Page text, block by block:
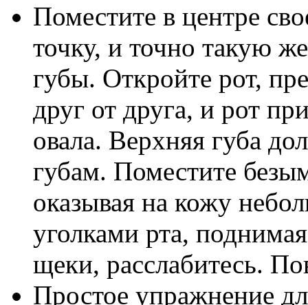
Поместите в центре
точку, и точно такую
губы. Откройте рот,
друг от друга, и рот
овала. Верхняя губа
губам. Поместите
оказывая на кожу
уголками рта,
щеки, расслабитесь.
Простое упражнение